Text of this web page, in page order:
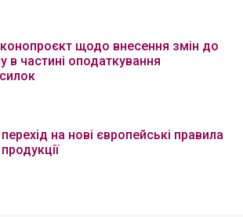
щодо внесення змін до
в частині оподаткування
на нові європейські правила